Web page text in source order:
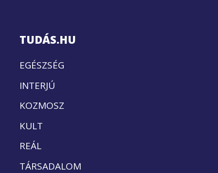
TUDÁS.HU
EGÉSZSÉG
INTERJÚ
KOZMOSZ
KULT
REÁL
TÁRSADALOM